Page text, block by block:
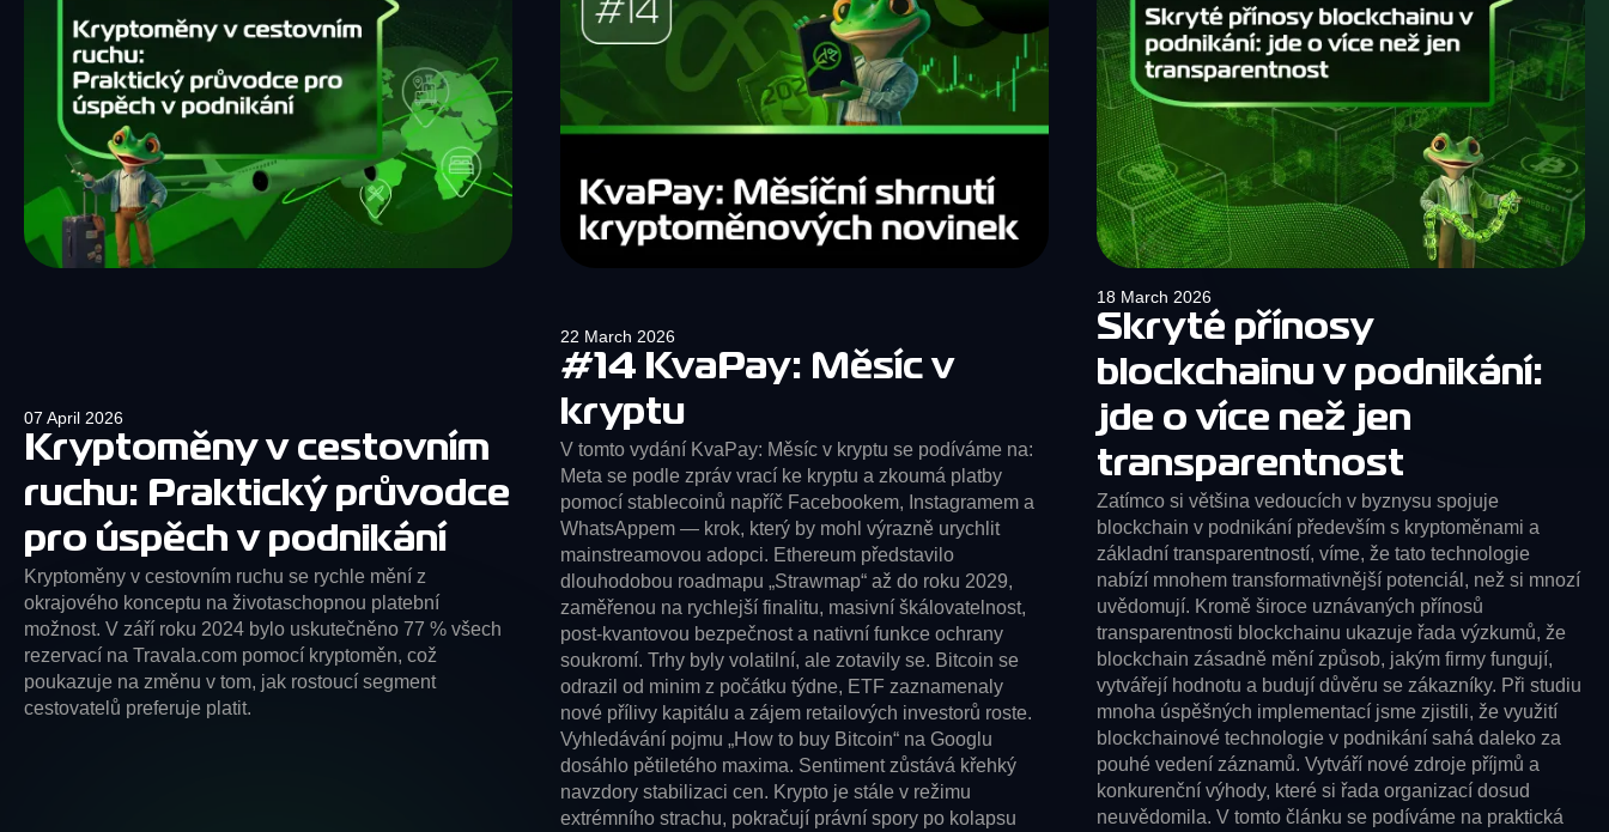
07 April 2026
Kryptoměny v cestovním
ruchu: Praktický průvodce
pro úspěch v podnikání
Kryptoměny v cestovním ruchu se rychle mění z
okrajového konceptu na životaschopnou platební
možnost. V září roku 2024 bylo uskutečněno 77 % všech
rezervací na Travala.com pomocí kryptoměn, což
poukazuje na změnu v tom, jak rostoucí segment
cestovatelů preferuje platit.
22 March 2026
#14 KvaPay: Měsíc v
kryptu
V tomto vydání KvaPay: Měsíc v kryptu se podíváme na:
Meta se podle zpráv vrací ke kryptu a zkoumá platby
pomocí stablecoinů napříč Facebookem, Instagramem a
WhatsAppem — krok, který by mohl výrazně urychlit
mainstreamovou adopci. Ethereum představilo
dlouhodobou roadmapu „Strawmap“ až do roku 2029,
zaměřenou na rychlejší finalitu, masivní škálovatelnost,
post-kvantovou bezpečnost a nativní funkce ochrany
soukromí. Trhy byly volatilní, ale zotavily se. Bitcoin se
odrazil od minim z počátku týdne, ETF zaznamenaly
nové přílivy kapitálu a zájem retailových investorů roste.
Vyhledávání pojmu „How to buy Bitcoin“ na Googlu
dosáhlo pětiletého maxima. Sentiment zůstává křehký
navzdory stabilizaci cen. Krypto je stále v režimu
extrémního strachu, pokračují právní spory po kolapsu
18 March 2026
Skryté přínosy
blockchainu v podnikání:
jde o více než jen
transparentnost
Zatímco si většina vedoucích v byznysu spojuje
blockchain v podnikání především s kryptoměnami a
základní transparentností, víme, že tato technologie
nabízí mnohem transformativnější potenciál, než si mnozí
uvědomují. Kromě široce uznávaných přínosů
transparentnosti blockchainu ukazuje řada výzkumů, že
blockchain zásadně mění způsob, jakým firmy fungují,
vytvářejí hodnotu a budují důvěru se zákazníky. Při studiu
mnoha úspěšných implementací jsme zjistili, že využití
blockchainové technologie v podnikání sahá daleko za
pouhé vedení záznamů. Vytváří nové zdroje příjmů a
konkurenční výhody, které si řada organizací dosud
neuvědomila. V tomto článku se podíváme na praktická